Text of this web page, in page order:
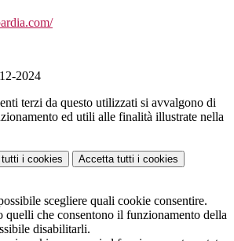
2024
terzi da questo utilizzati si avvalgono di
ed utili alle finalità illustrate nella
tutti i cookies Accetta tutti i cookies
scegliere quali cookie consentire.
quelli che consentono il funzionamento della
disabilitarli.